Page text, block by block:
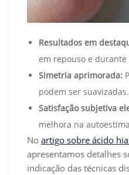
Resultados em
em repouso e durante
Simetria aprimorada:
podem ser suavizadas.
Satisfação subjetiva
melhora na
No artigo sobre ácido
apresentamos detalhes
indicação das técnicas